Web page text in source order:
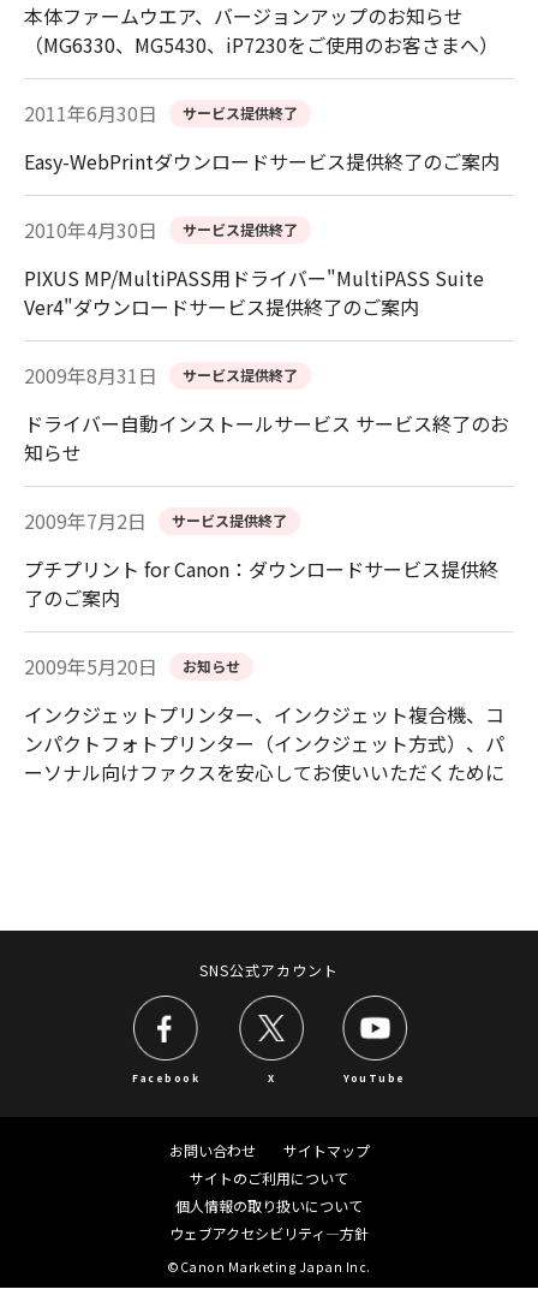
本体ファームウエア、バージョンアップのお知らせ
（MG6330、MG5430、iP7230をご使用のお客さまへ）
2011年6月30日 サービス提供終了
Easy-WebPrintダウンロードサービス提供終了のご案内
2010年4月30日 サービス提供終了
PIXUS MP/MultiPASS用ドライバー"MultiPASS Suite
Ver4"ダウンロードサービス提供終了のご案内
2009年8月31日 サービス提供終了
ドライバー自動インストールサービス サービス終了のお
知らせ
2009年7月2日 サービス提供終了
プチプリント for Canon：ダウンロードサービス提供終
了のご案内
2009年5月20日 お知らせ
インクジェットプリンター、インクジェット複合機、コ
ンパクトフォトプリンター（インクジェット方式）、パ
ーソナル向けファクスを安心してお使いいただくために
SNS公式アカウント
Facebook X YouTube
お問い合わせ
サイトマップ
サイトのご利用について
個人情報の取り扱いについて
ウェブアクセシビリティ―方針
©Canon Marketing Japan Inc.